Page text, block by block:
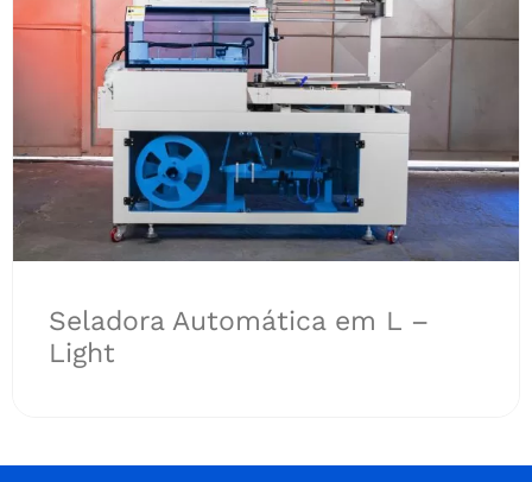
Seladora Automática em L –
Light